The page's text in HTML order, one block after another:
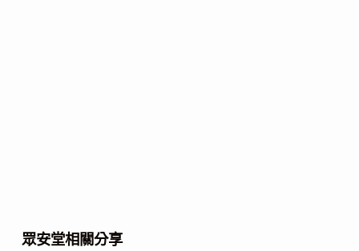
眾安堂相關分享